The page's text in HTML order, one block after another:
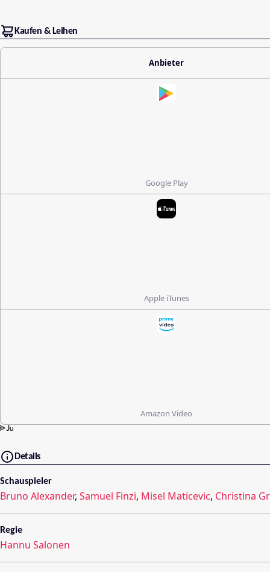
Kaufen & Leihen
Anbieter
Google Play
Apple iTunes
Amazon Video
Details
Schauspieler
Bruno Alexander, Samuel Finzi, Misel Maticevic, Christina
Regie
Hannu Salonen